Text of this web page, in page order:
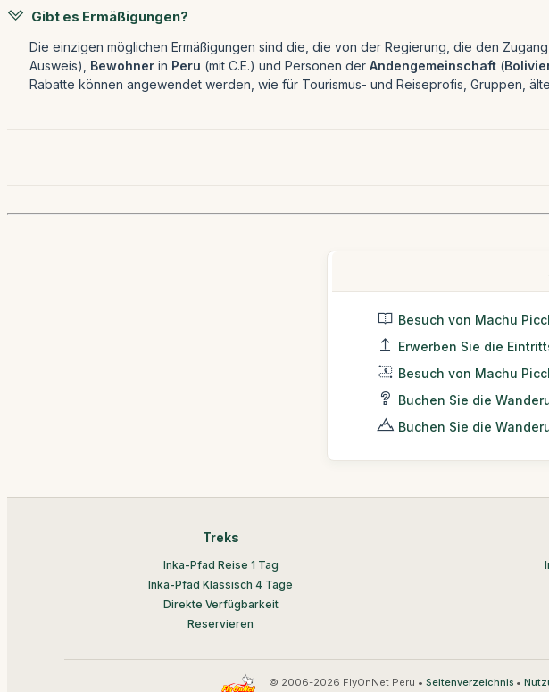
Gibt es Ermäßigungen?
Die einzigen möglichen Ermäßigungen sind die, die von der Regierung, die den
Ausweis), Bewohner in Peru (mit C.E.) und Personen der Andengemeinschaft (
Rabatte können angewendet werden, wie für Tourismus- und Reiseprofis, Gruppen,
Besuch von Machu
Erwerben Sie die
Besuch von Machu
Buchen Sie die
Buchen Sie die
Treks
Inka-Pfad Reise 1 Tag
Inka-Pfad Klassisch 4 Tage
Direkte Verfügbarkeit
Reservieren
© 2006-2026 FlyOnNet Peru • Seitenverzeichnis•